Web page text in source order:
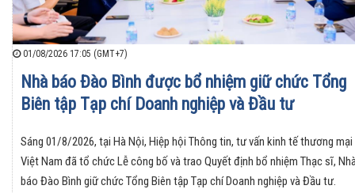
01/08/2026 17:05 (GMT+7)
Nhà báo Đào Bình được bổ nhiệm giữ chức Tổng
Biên tập Tạp chí Doanh nghiệp và Đầu tư
Sáng 01/8/2026, tại Hà Nội, Hiệp hội Thông tin, tư vấn kinh tế thương mại
Việt Nam đã tổ chức Lễ công bố và trao Quyết định bổ nhiệm Thạc sĩ,
báo Đào Bình giữ chức Tổng Biên tập Tạp chí Doanh nghiệp và Đầu tư.